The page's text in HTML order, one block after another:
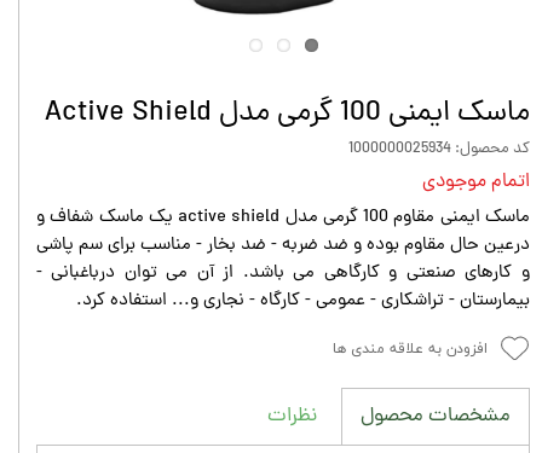
ماسک ایمنی 100 گرمی مدل Active Shield
کد محصول: 1000000025934
اتمام موجودی
ماسک ایمنی مقاوم 100 گرمی مدل active shield یک ماسک شفاف و
درعین حال مقاوم بوده و ضد ضربه - ضد بخار - مناسب برای سم پاشی
و کارهای صنعتی و کارگاهی می باشد. از آن می توان درباغبانی -
بیمارستان - تراشکاری - عمومی - کارگاه - نجاری و... استفاده کرد.
افزودن به علاقه مندی ها
مشخصات محصول نظرات